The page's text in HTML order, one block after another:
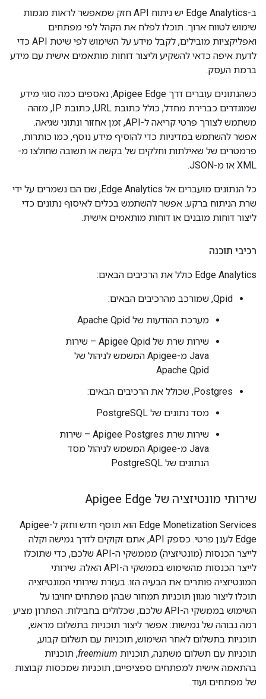
ב-Edge Analytics יש ניתוח API חזק שמאפשר לראות מגמות
שימוש לטווח ארוך. תוכלו לפלח את הקהל לפי מפתחים
ואפליקציות מובילים, לקבל מידע על השימוש לפי שיטת API כדי
לדעת איפה כדאי להשקיע וליצור דוחות מותאמים אישית עם מידע
ברמת העסק.
כשהנתונים עוברים דרך Apigee Edge, נאספים כמה סוגי מידע
שמוגדרים כברירת מחדל, כולל כתובת URL, כתובת IP, מזהה
משתמש לצורך פרטי קריאה ל-API, זמן אחזור ונתוני שגיאה.
אפשר להשתמש במדיניות כדי להוסיף מידע נוסף, כמו כותרות,
פרמטרים של שאילתות וחלקים של בקשה או תשובה שחולצו מ-
XML או מ-JSON.
כל הנתונים מועברים אל Edge Analytics, שם הם נשמרים על ידי
שרת הניתוח ברקע. אפשר להשתמש בכלים לאיסוף נתונים כדי
ליצור דוחות מובנים או דוחות מותאמים אישית.
רכיבי תוכנה
Edge Analytics כולל את הרכיבים הבאים:
Qpid, שמורכב מהרכיבים הבאים:
מערכת ההודעות של Apache Qpid
שירות שרת של Apigee Qpid – שירות
Java מ-Apigee המשמש לניהול של
Apache Qpid
Postgres, שכולל את הרכיבים הבאים:
מסד נתונים של PostgreSQL
שירות שרת Apigee Postgres – שירות
Java מ-Apigee המשמש לניהול מסד
הנתונים של PostgreSQL
שירותי מונטיזציה של Apigee Edge
Edge Monetization Services הוא תוסף חדש וחזק ל-Apigee
Edge לענן פרטי. כספק API, אתם זקוקים לדרך גמישה וקלה
לייצר הכנסות (מונטיזציה) מממשקי ה-API שלכם, כדי שתוכלו
לייצר הכנסות מהשימוש בממשקי ה-API האלה. שירותי
המונטיזציה פותרים את הבעיה הזו. בעזרת שירותי המונטיזציה
תוכלו ליצור מגוון תוכניות תמחור שבהן מפתחים יחויבו על
השימוש בממשקי ה-API שלכם, שכלולים בחבילות. הפתרון מציע
רמה גבוהה של גמישות: אפשר ליצור תוכניות בתשלום מראש,
תוכניות בתשלום לאחר השימוש, תוכניות עם תשלום קבוע,
תוכניות עם תשלום משתנה, תוכניות freemium, תוכניות
בהתאמה אישית למפתחים ספציפיים, תוכניות שמכסות קבוצות
של מפתחים ועוד.